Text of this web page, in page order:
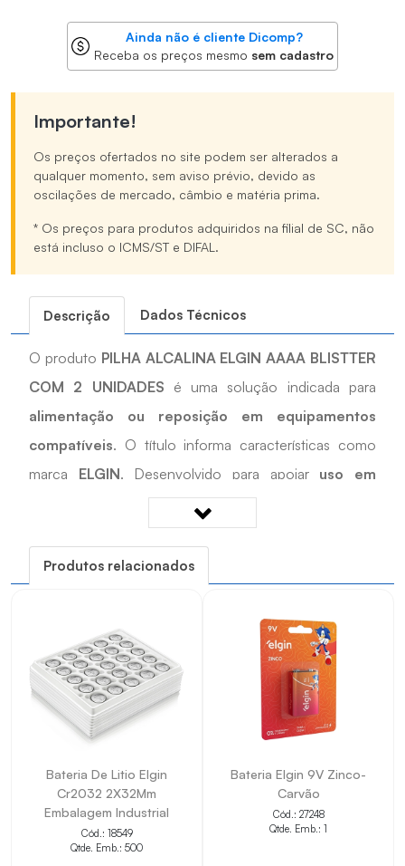
Ainda não é cliente Dicomp?
Receba os preços mesmo sem cadastro
Importante!
Os preços ofertados no site podem ser alterados a
qualquer momento, sem aviso prévio, devido as
oscilações de mercado, câmbio e matéria prima.
* Os preços para produtos adquiridos na filial de SC, não
está incluso o ICMS/ST e DIFAL.
Descrição Dados Técnicos
O produto PILHA ALCALINA ELGIN AAAA BLISTTER
COM 2 UNIDADES é uma solução indicada para
alimentação ou reposição em equipamentos
compatíveis. O título informa características como
marca ELGIN. Desenvolvido para apoiar uso em
equipamentos compatíveis, observando tensão,
capacidade e formato, é uma opção prática para
cadastros, reposições e projetos técnicos que exigem
compatibilidade com as características informadas.
Quais os benefícios do PILHA ALCALINA ELGIN
AAAA BLISTTER COM 2 UNIDADES?
• Auxilia em instalações, manutenções e reposições
técnicas.
• Facilita a identificação das principais características
pelo título.
• Contribui para a padronização do cadastro de
produtos.
Produtos relacionados
Bateria De Litio Elgin
Cr2032 2X32Mm
Embalagem Industrial
Cód.: 18549
Qtde. Emb.: 500
Bateria Elgin 9V Zinco-
Carvão
Cód.: 27248
Qtde. Emb.: 1